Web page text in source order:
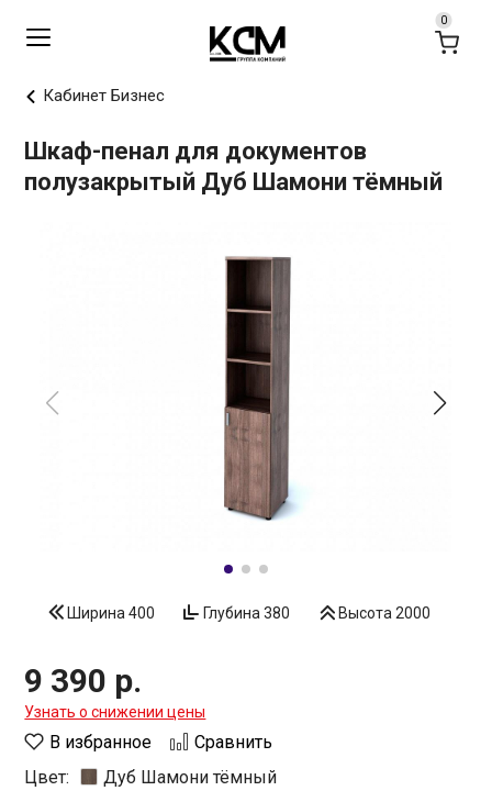
Кабинет Бизнес
Шкаф-пенал для документов
полузакрытый Дуб Шамони тёмный
Ширина 400 Глубина 380 Высота 2000
9 390 р.
Узнать о снижении цены
В избранное
Сравнить
Цвет:
Дуб Шамони тёмный